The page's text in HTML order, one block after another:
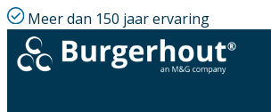
Meer dan 150 jaar ervaring